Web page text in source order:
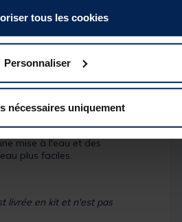
tous les cookies
Personnaliser
nécessaires uniquement
accueillir unbateau jusqu'à
de grandes roues en
vous permettra de prendre
trajets avec une garantie
réglables en hauteur
de quille muni de 3
mise à l'eau et des
plus faciles.
livrée en kit et n'est pas